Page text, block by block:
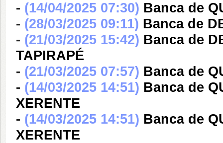
- (14/04/2025 07:30) Banca de
- (28/03/2025 09:11) Banca de
- (21/03/2025 15:42) Banca de
TAPIRAPÉ
- (21/03/2025 07:57) Banca de
- (14/03/2025 14:51) Banca de
XERENTE
- (14/03/2025 14:51) Banca de
XERENTE